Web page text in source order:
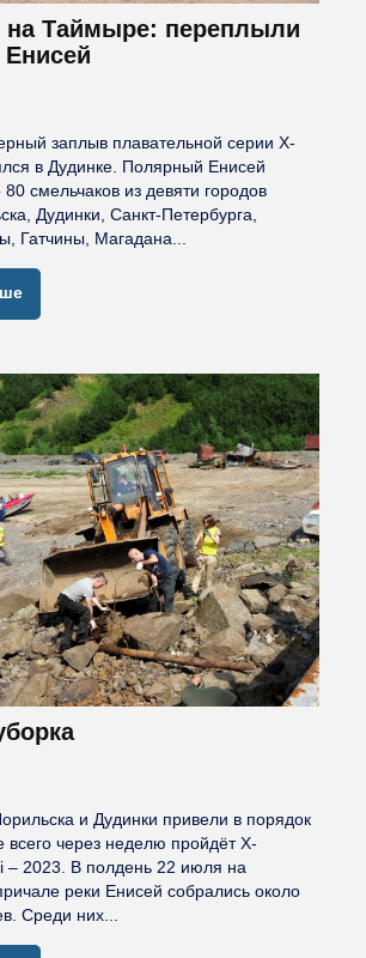
на Таймыре: переплыли
заплыв плавательной серии X-
в Дудинке. Полярный Енисей
смельчаков из девяти городов
Дудинки, Санкт-Петербурга,
Гатчины, Магадана...
и Дудинки привели в порядок
всего через неделю пройдёт X-
– 2023. В полдень 22 июля на
реки Енисей собрались около
Среди них...